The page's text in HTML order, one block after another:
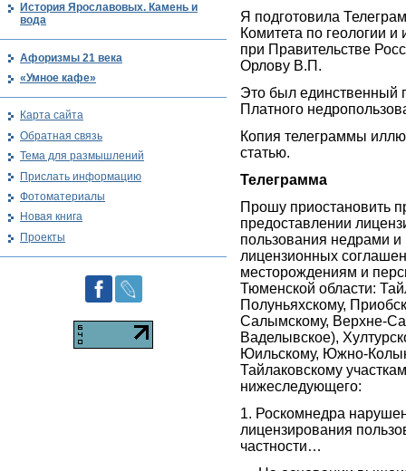
Я подготовила
Комитета по геологии
при Правительстве
Орлову В.П.
Это был единственный
Платного
Копия телеграммы
статью.
Телеграмма
Прошу приостановить
предоставлении
пользования недрами и
лицензионных
месторождениям и
Тюменской области:
Полуньяхскому,
Салымскому, Верхне-
Ваделывское),
Юильскому, Южно-
Тайлаковскому
нижеследующего:
1. Роскомнедра
лицензирования
частности…
История Ярославовых. Камень и
вода
Афоризмы 21 века
«Умное кафе»
Карта сайта
Обратная связь
Тема для размышлений
Прислать информацию
Фотоматериалы
Новая книга
Проекты